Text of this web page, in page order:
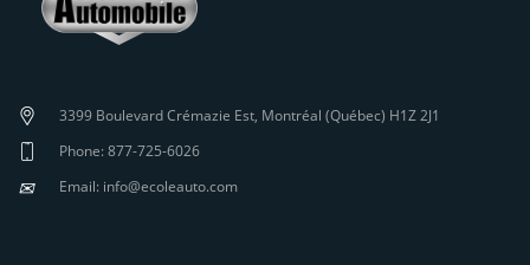
3399 Boulevard Crémazie Est, Montréal (Québec) H1Z 2J1
Phone: 877-725-6026
✉ Email: info@ecoleauto.com